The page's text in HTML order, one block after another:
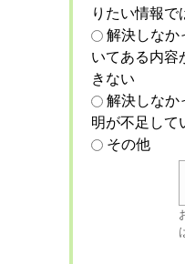
りたい情報で
解決しなか
いてある内容
きない
解決しなか
明が不足して
その他